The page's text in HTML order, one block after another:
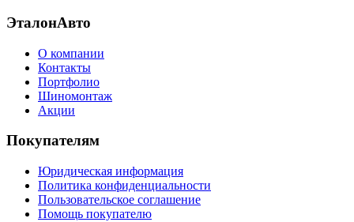
ЭталонАвто
О компании
Контакты
Портфолио
Шиномонтаж
Акции
Покупателям
Юридическая информация
Политика конфиденциальности
Пользовательское соглашение
Помощь покупателю